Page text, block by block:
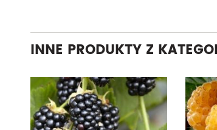
INNE PRODUKTY Z